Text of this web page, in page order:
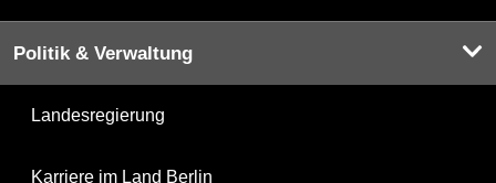
Politik & Verwaltung
Landesregierung
Karriere im Land Berlin